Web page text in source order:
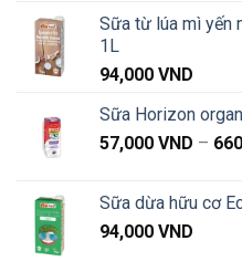
Sữa từ lúa mì yến
1L
94,000 VND
Sữa Horizon
57,000 VND –
Sữa dừa hữu cơ
94,000 VND